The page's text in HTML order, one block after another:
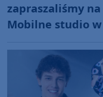
zapraszaliśmy
Mobilne studio